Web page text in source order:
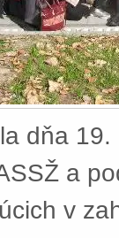
dňa
a
v